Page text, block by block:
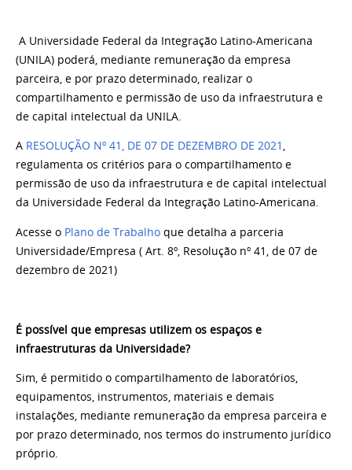
A Universidade Federal da Integração Latino-Americana
(UNILA) poderá, mediante remuneração da empresa
parceira, e por prazo determinado, realizar o
compartilhamento e permissão de uso da infraestrutura e
de capital intelectual da UNILA.
A RESOLUÇÃO Nº 41, DE 07 DE DEZEMBRO DE 2021 ,
regulamenta os critérios para o compartilhamento e
permissão de uso da infraestrutura e de capital intelectual
da Universidade Federal da Integração Latino-Americana.
Acesse o Plano de Trabalho que detalha a parceria
Universidade/Empresa ( Art. 8º, Resolução nº 41, de 07 de
dezembro de 2021)
É possível que empresas utilizem os espaços e
infraestruturas da Universidade?
Sim, é permitido o compartilhamento de laboratórios,
equipamentos, instrumentos, materiais e demais
instalações, mediante remuneração da empresa parceira e
por prazo determinado, nos termos do instrumento jurídico
próprio.